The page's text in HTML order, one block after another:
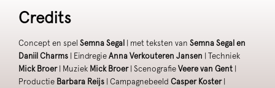
Credits
Concept en spel Semna Segal | met teksten van Semna Segal en
Daniil Charms | Eindregie Anna Verkouteren Jansen | Techniek
Mick Broer| Muziek Mick Broer| Scenografie Veere van Gent
Productie Barbara Reijs | Campagnebeeld Casper Koster|